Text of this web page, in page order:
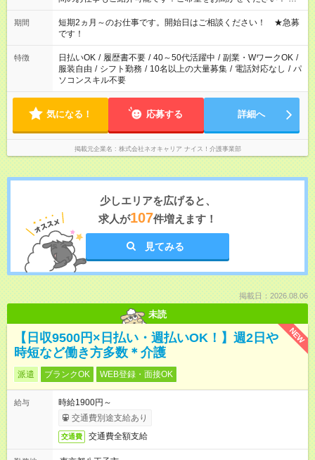
週最低15時間以上の勤務が必要です
期間
短期2ヵ月～のお仕事です。開始日はご相談ください！ ★急募
です！
特徴 日払いOK / 履歴書不要 / 40～50代活躍中 / 副業・WワークOK /
服装自由 / シフト勤務 / 10名以上の大量募集 / 電話対応なし / パ
ソコンスキル不要
気になる！ 応募する 詳細へ
掲載元企業名 株式会社ネオキャリア ナイス！介護事業部
少しエリアを広げると、
求人が107件増えます！
見てみる
掲載日：2026.08.06
未読
NEW
【日収9500円×日払い・週払いOK！】週2日や
時短など働き方多数＊介護
派遣 ブランクOK WEB登録・面接OK
給与
時給1900円～
交通費別途支給あり
交通費 交通費全額支給